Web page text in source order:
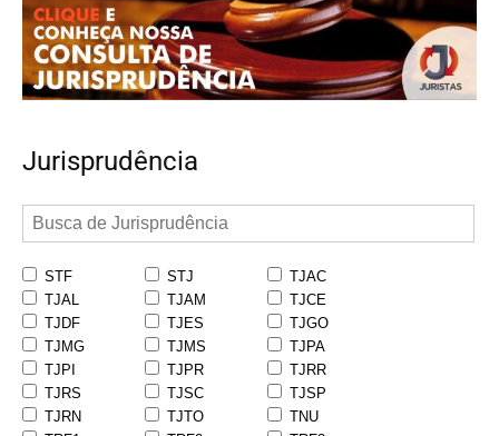
Jurisprudência
STF STJ
TJAC
TJAL
TJAM
TJCE
TJDF
TJES
TJGO
TJMG
TJMS
TJPA
TJPI
TJPR
TJRR
TJRS
TJSC
TJSP
TJRN
TJTO
TNU